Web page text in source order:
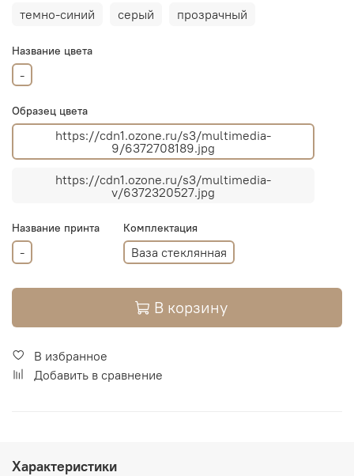
темно-синий
серый прозрачный
Название цвета
-
Образец цвета
https://cdn1.ozone.ru/s3/multimedia-
9/6372708189.jpg
https://cdn1.ozone.ru/s3/multimedia-
v/6372320527.jpg
Название принта
-
Комплектация
Ваза стеклянная
В корзину
В избранное
Добавить в сравнение
Характеристики